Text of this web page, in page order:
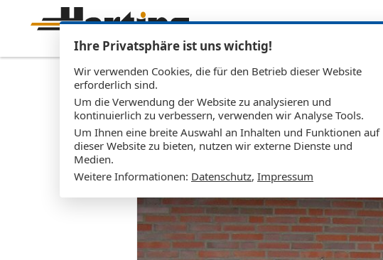
Home
Haustür HT_0255
Ihre Privatsphäre ist uns wichtig!
Wir verwenden Cookies, die für den Betrieb dieser Website
erforderlich sind.
Um die Verwendung der Website zu analysieren und
kontinuierlich zu verbessern, verwenden wir Analyse Tools.
Um Ihnen eine breite Auswahl an Inhalten und Funktionen auf
dieser Website zu bieten, nutzen wir externe Dienste und
Medien.
Weitere Informationen: Datenschutz, Impressum